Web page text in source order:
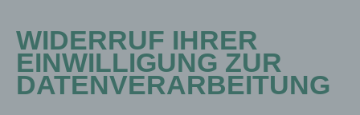
WIDERRUF IHRER
EINWILLIGUNG ZUR
DATENVERARBEITUNG
ndet.
Diese
Cooki